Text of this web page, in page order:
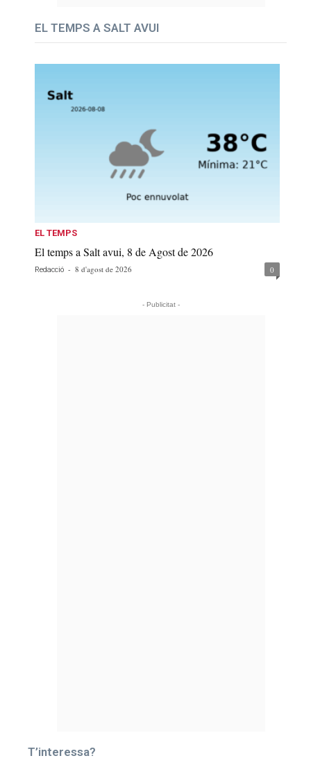
EL TEMPS A SALT AVUI
EL TEMPS
El temps a Salt avui, 8 de Agost de 2026
Redacció - 8 d'agost de 2026 0
- Publicitat -
T’interessa?